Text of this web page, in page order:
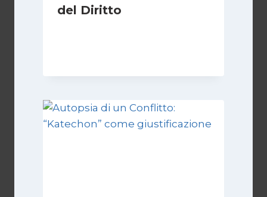
del Diritto